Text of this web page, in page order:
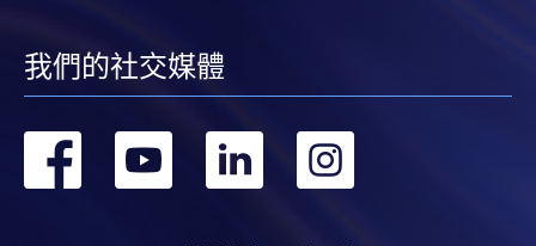
*信用咭網上繳費服務- 申請人可以 VISA 或
Mastercard（包括「香港大學專業進修學院
Mastercard卡」）繳付學費。
我們的社交媒體
轉
轉
轉